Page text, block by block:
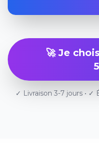
🚀 Je
✓ Livraison 3-7 jours • ✓